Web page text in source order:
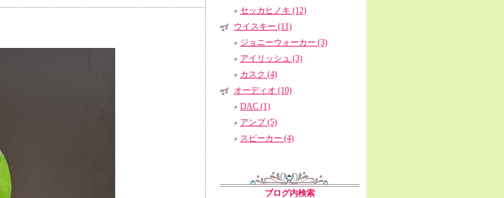
セッカヒノキ (12)
ウイスキー (11)
ジョニーウォーカー (3)
アイリッシュ (3)
カスク (4)
オーディオ (10)
DAC (1)
アンプ (5)
スピーカー (4)
ブログ内検索